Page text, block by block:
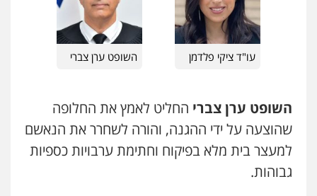
עו"ד ציקי פלדמן השופט ערן צברי
השופט ערן צברי החליט לאמץ את החלופה
שהוצעה על ידי ההגנה, והורה לשחרר את הנאשם
למעצר בית מלא בפיקוח וחתימת ערבויות כספיות
גבוהות.
מנשה, אלמוג – עורכי דין
פלילי עבירות תנועה צווארון לבן תעבורה
עו"ד אבי כהן
פשיעה חמורה
סמים עבירות מין